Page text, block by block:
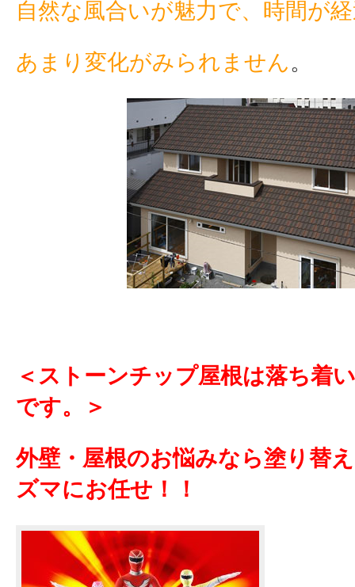
自然な風合いが魅力で、時間が
あまり変化がみられません。
＜ストーンチップ屋根は落ち着
です。＞
外壁・屋根のお悩みなら塗り替
ズマにお任せ！！